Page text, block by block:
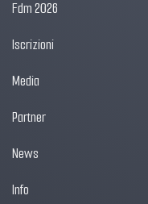
Fdm 2026
Iscrizioni
Media
Partner
News
Info